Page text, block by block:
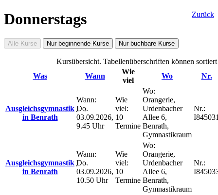
Zurück
Donnerstags
Alle Kurse Nur beginnende Kurse Nur buchbare Kurse
Kursübersicht. Tabellenüberschriften können
Was
Wann
Wie
viel
Wo Nr.
Ausgleichsgymnastik
in Benrath
Wann:
Do.
03.09.2026,
9.45 Uhr
Wie
viel:
10
Termine
Wo:
Orangerie,
Urdenbacher
Allee 6,
Benrath,
Gymnastikraum
Nr.:
Ausgleichsgymnastik
in Benrath
Wann:
Do.
03.09.2026,
10.50 Uhr
Wie
viel:
10
Termine
Wo:
Orangerie,
Urdenbacher
Allee 6,
Benrath,
Gymnastikraum
Nr.: